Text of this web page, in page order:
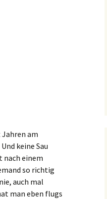
am
Und keine Sau
nach einem
so richtig
auch mal
man eben flugs